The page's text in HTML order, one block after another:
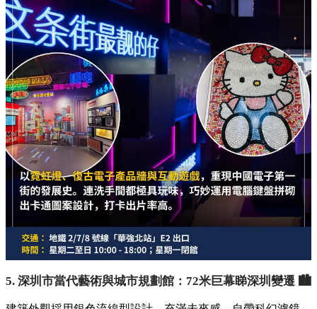
5. 深圳市當代藝術與城市規劃館：72米巨幕睇深圳變遷 🏙️